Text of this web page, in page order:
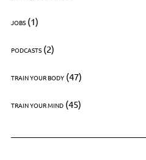
JOBS(1)
PODCASTS(2)
TRAIN YOUR BODY(47)
TRAIN YOUR MIND(45)